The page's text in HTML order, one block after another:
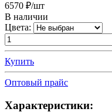
6570 ₽/шт
В наличии
Цвета:
Купить
Оптовый прайс
Характеристики: